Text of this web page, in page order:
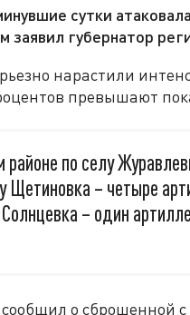
сутки
заявил губернатор
нарастили
превышают
по селу
Щетиновка – четыре
– один
о сброшенной